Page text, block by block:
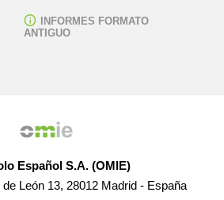
INFORMES FORMATO
ANTIGUO
Español S.A. (OMIE)
León 13, 28012 Madrid - España